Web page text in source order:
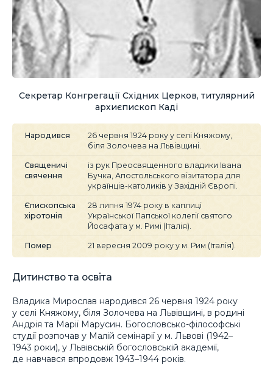
Секретар Конгрегації Східних Церков, титулярний
архиєпископ Каді
Народився
26 червня 1924 року у селі Княжому,
біля Золочева на Львівщині.
Священичі
свячення
із рук Преосвященного владики Івана
Бучка, Апостольського візитатора для
українців-католиків у Західній Європі.
Єпископська
хіротонія
28 липня 1974 року в каплиці
Української Папської колегії святого
Йосафата у м. Римі (Італія).
Помер 21 вересня 2009 року у м. Рим (Італія).
Дитинство та освіта
Владика Мирослав народився 26 червня 1924 року
у селі Княжому, біля Золочева на Львівщині, в родині
Андрія та Марії Марусин. Богословсько-філософські
студії розпочав у Малій семінарії у м. Львові (1942–
1943 роки), у Львівській богословській академії,
де навчався впродовж 1943–1944 років.